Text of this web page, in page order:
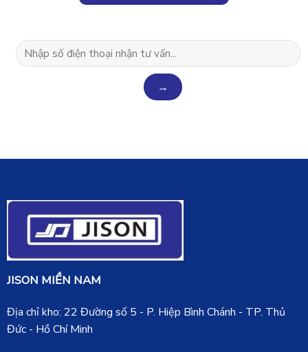
JISON MIỀN NAM
Địa chỉ kho: 22 Đường số 5 - P. Hiệp Bình Chánh - TP. Thủ
Đức - Hồ Chí Minh